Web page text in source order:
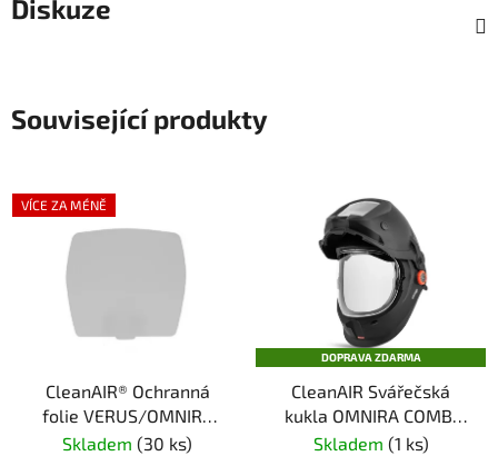
Diskuze
Související produkty
VÍCE ZA MÉNĚ
CleanAIR® Ochranná
folie VERUS/OMNIRA
Combi/CA-40
Skladem (30 ks)
DOPRAVA ZDARMA
CleanAIR Svářečská
kukla OMNIRA COMBI
Air 3/5-14
Skladem (1 ks)